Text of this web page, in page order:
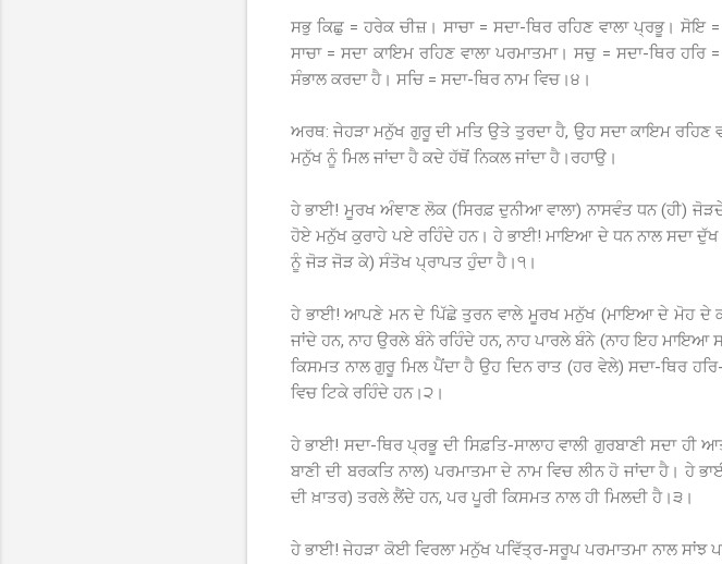
ਸਭੁ ਕਿਛੁ = ਹਰੇਕ ਚੀਜ਼। ਸਾਚਾ = ਸਦਾ-ਥਿਰ ਰਹਿਣ ਵਾਲਾ ਪ੍ਰਭੂ।
ਸਾਚਾ = ਸਦਾ ਕਾਇਮ ਰਹਿਣ ਵਾਲਾ ਪਰਮਾਤਮਾ। ਸਚੁ = ਸਦਾ-ਥਿਰ
ਸੰਭਾਲ ਕਰਦਾ ਹੈ। ਸਚਿ = ਸਦਾ-ਥਿਰ ਨਾਮ ਵਿਚ।੪।
ਅਰਥ: ਜੇਹੜਾ ਮਨੁੱਖ ਗੁਰੂ ਦੀ ਮਤਿ ਉਤੇ ਤੁਰਦਾ ਹੈ, ਉਹ ਸਦਾ ਕਾਇਮ ਰਹਿਣ
ਮਨੁੱਖ ਨੂੰ ਮਿਲ ਜਾਂਦਾ ਹੈ ਕਦੇ ਹੱਥੋਂ ਨਿਕਲ ਜਾਂਦਾ ਹੈ।ਰਹਾਉ।
ਹੇ ਭਾਈ! ਮੂਰਖ ਅੰਞਾਣ ਲੋਕ (ਸਿਰਫ਼ ਦੁਨੀਆ ਵਾਲਾ) ਨਾਸਵੰਤ ਧਨ (ਹੀ)
ਹੋਏ ਮਨੁੱਖ ਕੁਰਾਹੇ ਪਏ ਰਹਿੰਦੇ ਹਨ। ਹੇ ਭਾਈ! ਮਾਇਆ ਦੇ ਧਨ ਨਾਲ ਸਦਾ ਦੁੱਖ
ਨੂੰ ਜੋੜ ਜੋੜ ਕੇ) ਸੰਤੋਖ ਪ੍ਰਾਪਤ ਹੁੰਦਾ ਹੈ।੧।
ਹੇ ਭਾਈ! ਆਪਣੇ ਮਨ ਦੇ ਪਿੱਛੇ ਤੁਰਨ ਵਾਲੇ ਮੂਰਖ ਮਨੁੱਖ (ਮਾਇਆ ਦੇ ਮੋਹ ਦੇ
ਜਾਂਦੇ ਹਨ, ਨਾਹ ਉਰਲੇ ਬੰਨੇ ਰਹਿੰਦੇ ਹਨ, ਨਾਹ ਪਾਰਲੇ ਬੰਨੇ (ਨਾਹ ਇਹ ਮਾਇਆ
ਕਿਸਮਤ ਨਾਲ ਗੁਰੂ ਮਿਲ ਪੈਂਦਾ ਹੈ ਉਹ ਦਿਨ ਰਾਤ (ਹਰ ਵੇਲੇ) ਸਦਾ-ਥਿਰ
ਵਿਚ ਟਿਕੇ ਰਹਿੰਦੇ ਹਨ।੨।
ਹੇ ਭਾਈ! ਸਦਾ-ਥਿਰ ਪ੍ਰਭੂ ਦੀ ਸਿਫ਼ਤਿ-ਸਾਲਾਹ ਵਾਲੀ ਗੁਰਬਾਣੀ ਸਦਾ
ਬਾਣੀ ਦੀ ਬਰਕਤਿ ਨਾਲ) ਪਰਮਾਤਮਾ ਦੇ ਨਾਮ ਵਿਚ ਲੀਨ ਹੋ ਜਾਂਦਾ ਹੈ। ਹੇ
ਦੀ ਖ਼ਾਤਰ) ਤਰਲੇ ਲੈਂਦੇ ਹਨ, ਪਰ ਪੂਰੀ ਕਿਸਮਤ ਨਾਲ ਹੀ ਮਿਲਦੀ ਹੈ।੩।
ਹੇ ਭਾਈ! ਜੇਹੜਾ ਕੋਈ ਵਿਰਲਾ ਮਨੁੱਖ ਪਵਿੱਤ੍ਰ-ਸਰੂਪ ਪਰਮਾਤਮਾ ਨਾਲ ਸਾਂਝ